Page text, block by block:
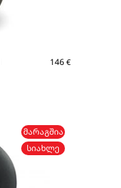
146 €
ᲛᲐᲠᲐᲒᲨᲘᲐ
ᲡᲘᲐᲮᲚᲔ